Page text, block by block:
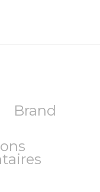
Brand